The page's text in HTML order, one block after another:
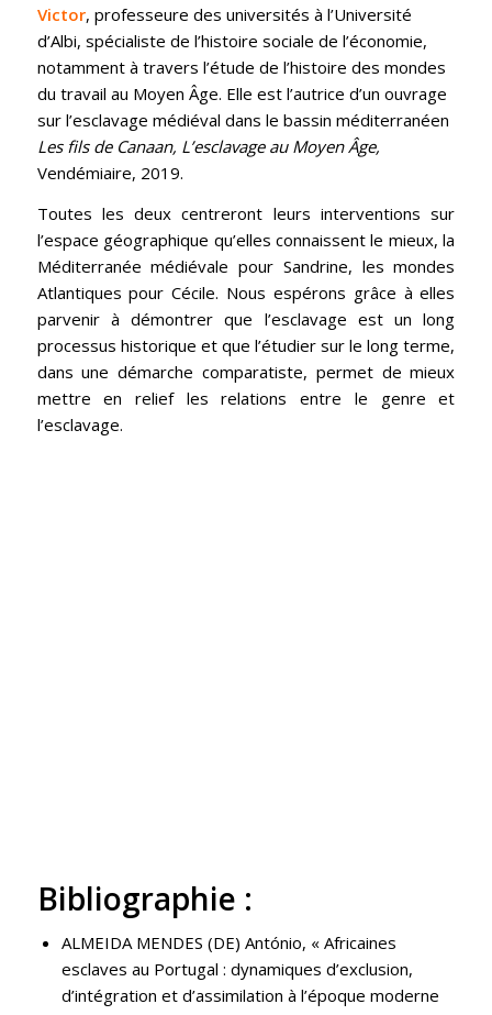
Victor, professeure des universités à l’Université
d’Albi, spécialiste de l’histoire sociale de l’économie,
notamment à travers l’étude de l’histoire des mondes
du travail au Moyen Âge. Elle est l’autrice d’un ouvrage
sur l’esclavage médiéval dans le bassin méditerranéen
Les fils de Canaan, L’esclavage au Moyen Âge,
Vendémiaire, 2019.
Toutes les deux centreront leurs interventions sur
l’espace géographique qu’elles connaissent le mieux, la
Méditerranée médiévale pour Sandrine, les mondes
Atlantiques pour Cécile. Nous espérons grâce à elles
parvenir à démontrer que l’esclavage est un long
processus historique et que l’étudier sur le long terme,
dans une démarche comparatiste, permet de mieux
mettre en relief les relations entre le genre et
l’esclavage.
Bibliographie :
ALMEIDA MENDES (DE) António, « Africaines
esclaves au Portugal : dynamiques d’exclusion,
d’intégration et d’assimilation à l’époque moderne